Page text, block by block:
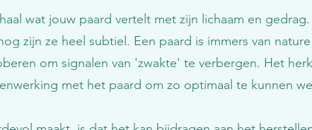
wat jouw paard vertelt met zijn lichaam en
zijn ze heel subtiel. Een paard is immers van
om signalen van 'zwakte' te verbergen. Het
met het paard om zo optimaal te kunnen